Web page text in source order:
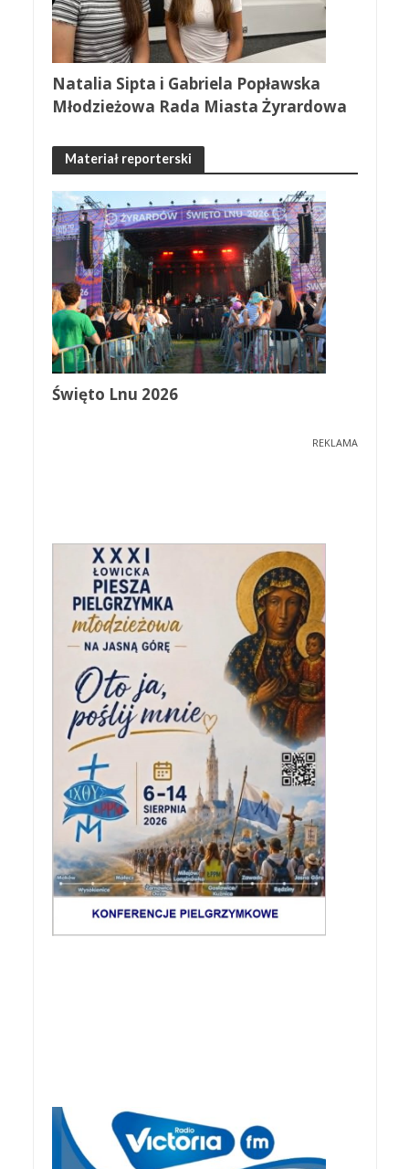
Natalia Sipta i Gabriela Popławska
Młodzieżowa Rada Miasta Żyrardowa
Materiał reporterski
Święto Lnu 2026
REKLAMA